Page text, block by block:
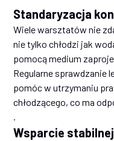
Standaryzacja
Wiele warsztatów nie
nie tylko chłodzi jak
pomocą medium
Regularne sprawdzanie
pomóc w utrzymaniu
chłodzącego, co ma
.
Wsparcie